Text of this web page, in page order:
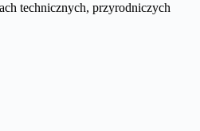
technicznych, przyrodniczych